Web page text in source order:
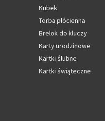
Kubek
Torba płócienna
Brelok do kluczy
Karty urodzinowe
Kartki ślubne
Kartki świąteczne